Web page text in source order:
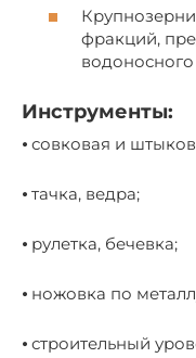
фракций,
Инструменты:
⦁ совковая и
⦁ тачка, ведра;
⦁ рулетка, бечевка;
⦁ ножовка по
⦁ строительный